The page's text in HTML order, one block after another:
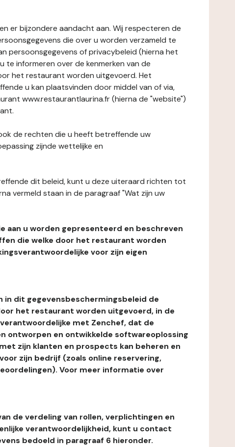
er bijzondere aandacht aan. Wij respecteren de
die over u worden verzameld te
persoonsgegevens of privacybeleid (hierna het
informeren over de kenmerken van de
het restaurant worden uitgevoerd. Het
u kan plaatsvinden door middel van of via,
www.restaurantlaurina.fr (hierna de "website")
de rechten die u heeft betreffende uw
zijnde wettelijke en
dit beleid, kunt u deze uiteraard richten tot
vermeld staan in de paragraaf "Wat zijn uw
aan u worden gepresenteerd en beschreven
die welke door het restaurant worden
voor zijn eigen
in dit gegevensbeschermingsbeleid de
het restaurant worden uitgevoerd, in de
met Zenchef, dat de
ontworpen en ontwikkelde softwareoplossing
zijn klanten en prospects kan beheren en
zijn bedrijf (zoals online reservering,
Voor meer informatie over
de verdeling van rollen, verplichtingen en
verantwoordelijkheid, kunt u contact
bedoeld in paragraaf 6 hieronder.